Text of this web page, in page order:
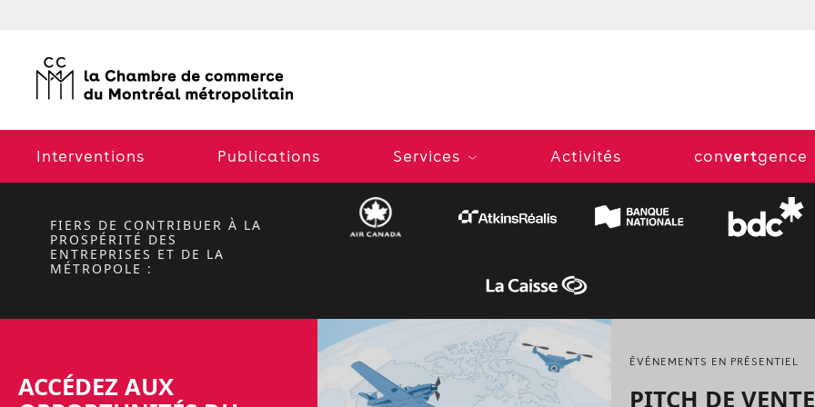
Interventions Publications Services Activités convertgence
PLEIN
2026-2027
FIERS DE CONTRIBUER À LA
PROSPÉRITÉ DES
ENTREPRISES ET DE LA
MÉTROPOLE :
ACCÉDEZ AUX
ÉVÉNEMENTS EN PRÉSENTIEL
PITCH DE